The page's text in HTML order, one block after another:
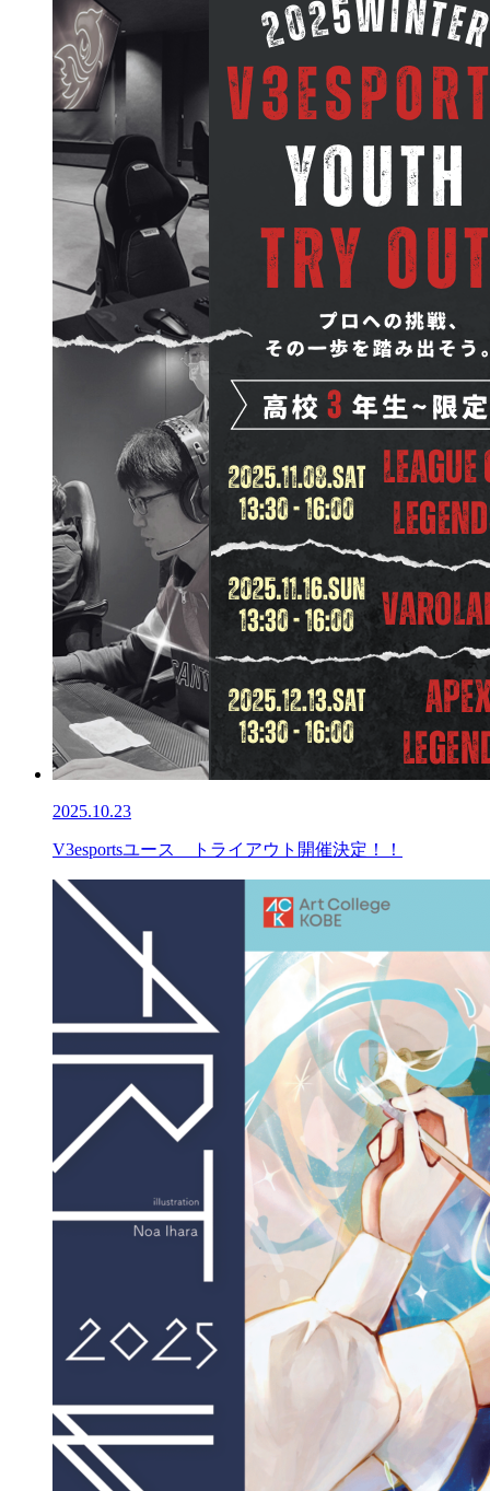
2025.10.23
V3esportsユース トライアウト開催決定！！